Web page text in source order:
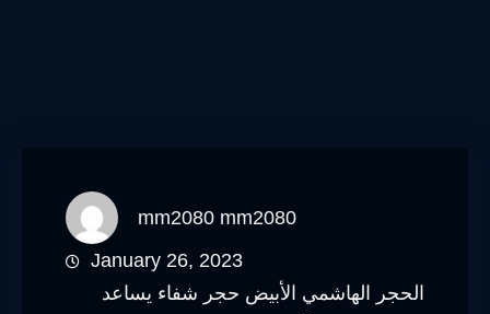
mm2080 mm2080
January 26, 2023
الحجر الهاشمي الأبيض حجر شفاء يساعد